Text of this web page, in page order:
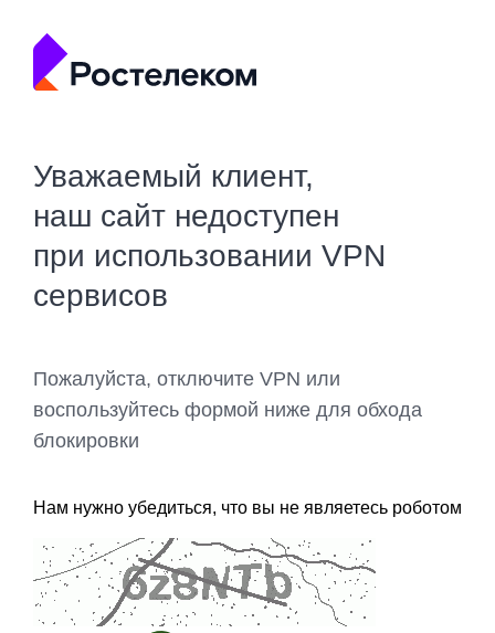
Уважаемый клиент,
наш сайт недоступен
при использовании VPN
сервисов
Пожалуйста, отключите VPN или
воспользуйтесь формой ниже для обхода
блокировки
Нам нужно убедиться, что вы не являетесь роботом